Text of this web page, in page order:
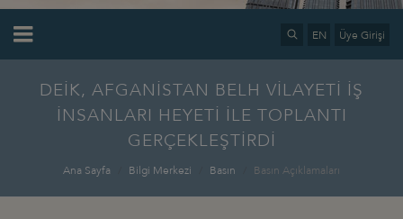
EN Üye Girişi
DEİK, AFGANİSTAN BELH VİLAYETİ İŞ
İNSANLARI HEYETİ İLE TOPLANTI
GERÇEKLEŞTİRDİ
Ana Sayfa Bilgi Merkezi Basın Basın Açıklamaları